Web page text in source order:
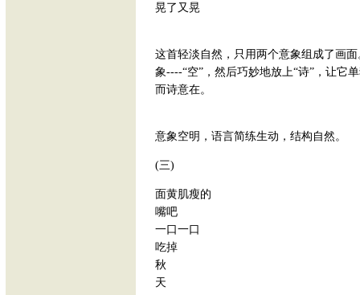
晃了又晃
这首轻淡自然，只用两个意象组成了画
象----“空”，然后巧妙地放上“诗”，让它
而诗意在。
意象空明，语言简练生动，结构自然。
(三)
面黄肌瘦的
嘴吧
一口一口
吃掉
秋
天